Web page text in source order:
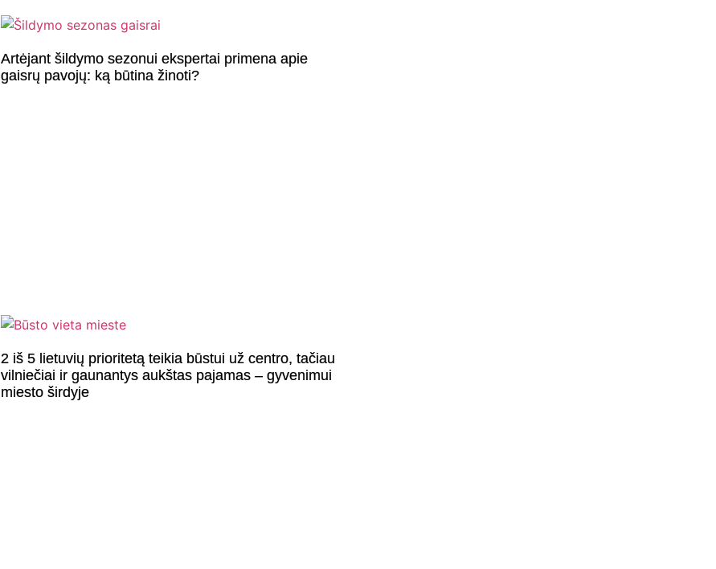
Artėjant šildymo sezonui ekspertai primena apie
gaisrų pavojų: ką būtina žinoti?
2 iš 5 lietuvių prioritetą teikia būstui už centro, tačiau
vilniečiai ir gaunantys aukštas pajamas – gyvenimui
miesto širdyje